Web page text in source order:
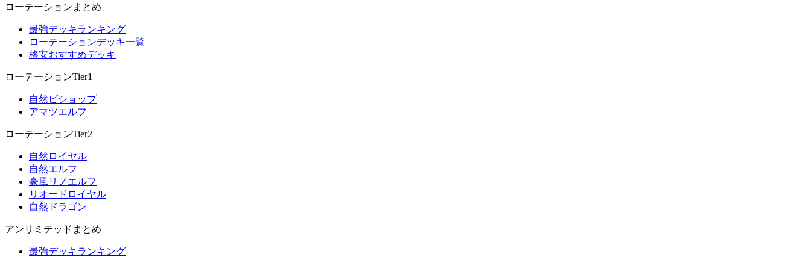
ローテーションまとめ
最強デッキランキング
ローテーションデッキ一覧
格安おすすめデッキ
ローテーションTier1
自然ビショップ
アマツエルフ
ローテーションTier2
自然ロイヤル
自然エルフ
豪風リノエルフ
リオードロイヤル
自然ドラゴン
アンリミテッドまとめ
最強デッキランキング